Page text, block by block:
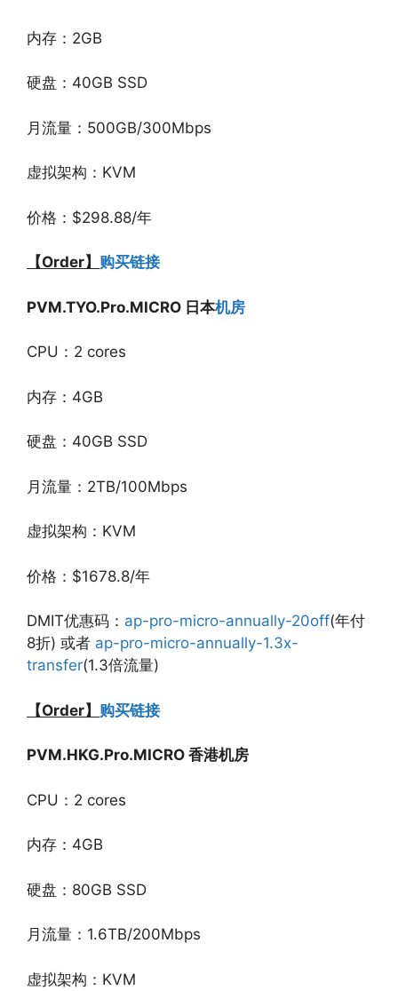
内存：2GB
硬盘：40GB SSD
月流量：500GB/300Mbps
虚拟架构：KVM
价格：$298.88/年
【Order】 购买链接
PVM.TYO.Pro.MICRO 日本机房
CPU：2 cores
内存：4GB
硬盘：40GB SSD
月流量：2TB/100Mbps
虚拟架构：KVM
价格：$1678.8/年
DMIT优惠码： ap-pro-micro-annually-20off(年付
8折) 或者 ap-pro-micro-annually-1.3x-
transfer(1.3倍流量)
【Order】 购买链接
PVM.HKG.Pro.MICRO 香港机房
CPU：2 cores
内存：4GB
硬盘：80GB SSD
月流量：1.6TB/200Mbps
虚拟架构：KVM